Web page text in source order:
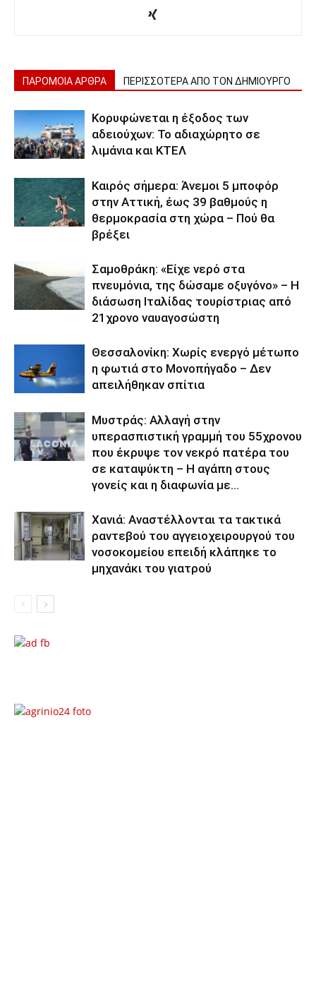
ΠΑΡΟΜΟΙΑ ΑΡΘΡΑ ΠΕΡΙΣΣΟΤΕΡΑ ΑΠΟ ΤΟΝ ΔΗΜΙΟΥΡΓΟ
Κορυφώνεται η έξοδος των
αδειούχων: Το αδιαχώρητο σε
λιμάνια και ΚΤΕΛ
Καιρός σήμερα: Άνεμοι 5 μποφόρ
στην Αττική, έως 39 βαθμούς η
θερμοκρασία στη χώρα – Πού θα
βρέξει
Σαμοθράκη: «Είχε νερό στα
πνευμόνια, της δώσαμε οξυγόνο» – Η
διάσωση Ιταλίδας τουρίστριας από
21χρονο ναυαγοσώστη
Θεσσαλονίκη: Χωρίς ενεργό μέτωπο
η φωτιά στο Μονοπήγαδο – Δεν
απειλήθηκαν σπίτια
Μυστράς: Αλλαγή στην
υπερασπιστική γραμμή του 55χρονου
που έκρυψε τον νεκρό πατέρα του
σε καταψύκτη – Η αγάπη στους
γονείς και η διαφωνία με...
Χανιά: Aναστέλλονται τα τακτικά
ραντεβού του αγγειοχειρουργού του
νοσοκομείου επειδή κλάπηκε το
μηχανάκι του γιατρού